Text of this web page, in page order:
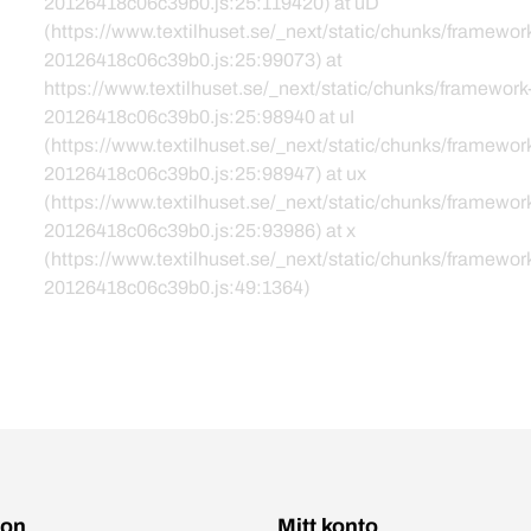
(https://www.textilhuset.se/_next/static/chunks/
20126418c06c39b0.js:25:99073) at
https://www.textilhuset.se/_next/static/chunks/
20126418c06c39b0.js:25:98940 at uI
(https://www.textilhuset.se/_next/static/chunks/
20126418c06c39b0.js:25:98947) at ux
(https://www.textilhuset.se/_next/static/chunks/
20126418c06c39b0.js:25:93986) at x
(https://www.textilhuset.se/_next/static/chunks/
20126418c06c39b0.js:49:1364)